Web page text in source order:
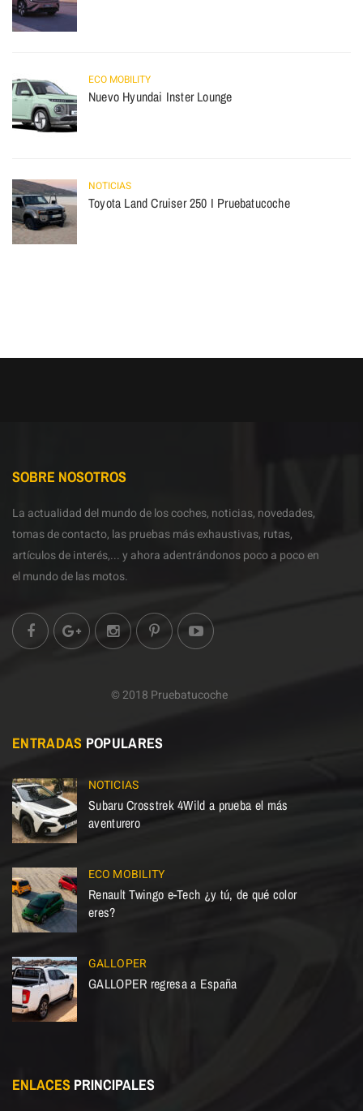
ECO MOBILITY
Nuevo Hyundai Inster Lounge
NOTICIAS
Toyota Land Cruiser 250 I Pruebatucoche
SOBRE NOSOTROS
La actualidad del mundo de los coches, noticias, novedades,
tomas de contacto, las pruebas más exhaustivas, rutas,
artículos de interés,... y ahora adentrándonos poco a poco en
el mundo de las motos.
© 2018 Pruebatucoche
ENTRADAS POPULARES
NOTICIAS
Subaru Crosstrek 4Wild a prueba el más
aventurero
ECO MOBILITY
Renault Twingo e-Tech ¿y tú, de qué color
eres?
GALLOPER
GALLOPER regresa a España
ENLACES PRINCIPALES